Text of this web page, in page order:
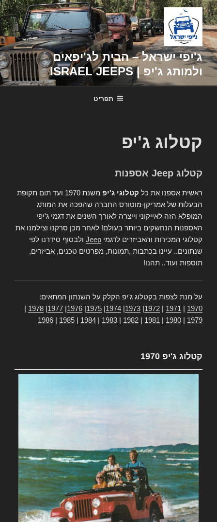
דילוג
לתוכן
ג'יפי ישראל – הבית לג'יפאים
ולמותג ג'יפ | ISRAEL JEEPS
תפריט
קטלוג ג'יפ
קטלוג Jeep אספנות
ראשית אספנו את כל קטלוגי ג'יפ
משנת 1970 ועד תום תקופת
הבעלות של אמריקן-מוטורס החברה שהפכה את המותג
המופלא הזה לאייקוני וייצרה לאורך השנים את דגמי ג'יפי
האספנות הנחשקים ביותר בעולם! לאחר מכן סרקנו וצילמנו את
קטלוגי המכירות והאביזרים לדגמי Jeep ולבסוף סידרנו לפי
שנתונים.. עיינו בכתבות ,תמונות, מפרטים טכנים, אביזרים,
תוספות ועוד.. תהנו!
על מנת לצפות בקטלוג ג'יפ הקלק על השנתון המתאים:
1970
1971
1972
1973
1974
1975
1976
1977
1978
1979
1980
1981
1982
1983
1984
1985
1986
קטלוג ג'יפ 1970